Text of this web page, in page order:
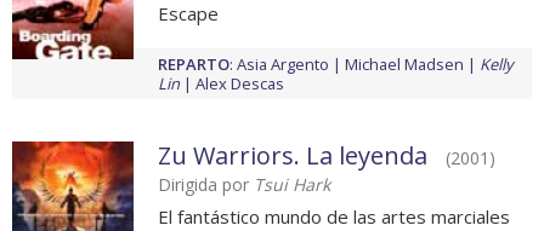
Escape
REPARTO: Asia Argento Michael Madsen
Kelly
Lin
Alex Descas
Zu Warriors. La leyenda
(2001)
Dirigida por Tsui Hark
El fantástico mundo de las artes marciales